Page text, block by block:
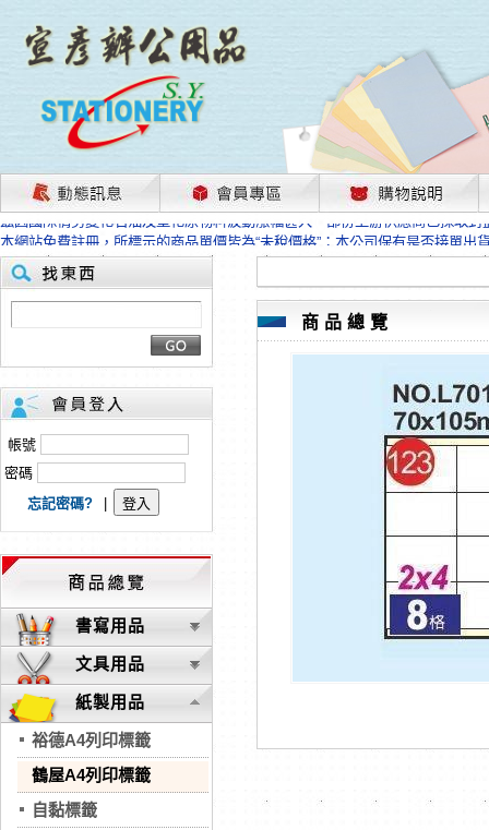
茲因國際情勢變化石油及塑化原物料波動漲幅甚大，部份上游供應商已採取
本網站免費註冊，所標示的商品單價皆為“未稅價格”；本公司保有是否接單出
HP、EPSON、CANON原廠耗材價格浮動，下單前請先跟客服人員確認最新
本網站免費註冊，所標示的商品單價皆為“未稅價格”；本公司保有是否接單出
匯款客戶請注意！因商品繁複來不及發現短缺，遂待客服人員跟您確認訂單
本網站免費註冊，所標示的商品單價皆為“未稅價格”；本公司保有是否接單出
茲因國際情勢變化石油及塑化原物料波動漲幅甚大，部份上游供應商已採取
本網站免費註冊，所標示的商品單價皆為“未稅價格”；本公司保有是否接單出
HP、EPSON、CANON原廠耗材價格浮動，下單前請先跟客服人員確認最新
本網站免費註冊，所標示的商品單價皆為“未稅價格”；本公司保有是否接單出
匯款客戶請注意！因商品繁複來不及發現短缺，遂待客服人員跟您確認訂單
本網站免費註冊，所標示的商品單價皆為“未稅價格”；本公司保有是否接單出
帳號
密碼
忘記密碼?
書寫用品
文具用品
紙製用品
裕德A4列印標籤
鶴屋A4列印標籤
自黏標籤
商品總覽